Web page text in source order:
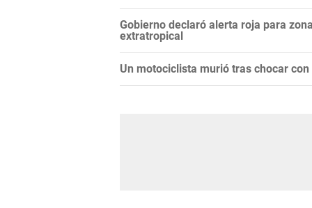
Gobierno declaró alerta roja para
extratropical
Un motociclista murió tras chocar